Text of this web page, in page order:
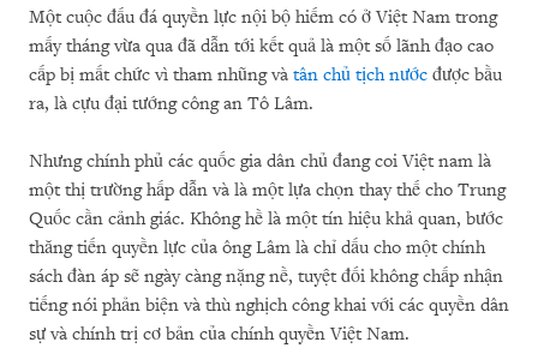
Một cuộc đấu đá quyền lực nội bộ hiếm có ở Việt Nam trong
mấy tháng vừa qua đã dẫn tới kết quả là một số lãnh đạo cao
cấp bị mất chức vì tham nhũng và tân chủ tịch nước được bầu
ra, là cựu đại tướng công an Tô Lâm.
Nhưng chính phủ các quốc gia dân chủ đang coi Việt nam là
một thị trường hấp dẫn và là một lựa chọn thay thế cho Trung
Quốc cần cảnh giác. Không hề là một tín hiệu khả quan, bước
thăng tiến quyền lực của ông Lâm là chỉ dấu cho một chính
sách đàn áp sẽ ngày càng nặng nề, tuyệt đối không chấp nhận
tiếng nói phản biện và thù nghịch công khai với các quyền dân
sự và chính trị cơ bản của chính quyền Việt Nam.